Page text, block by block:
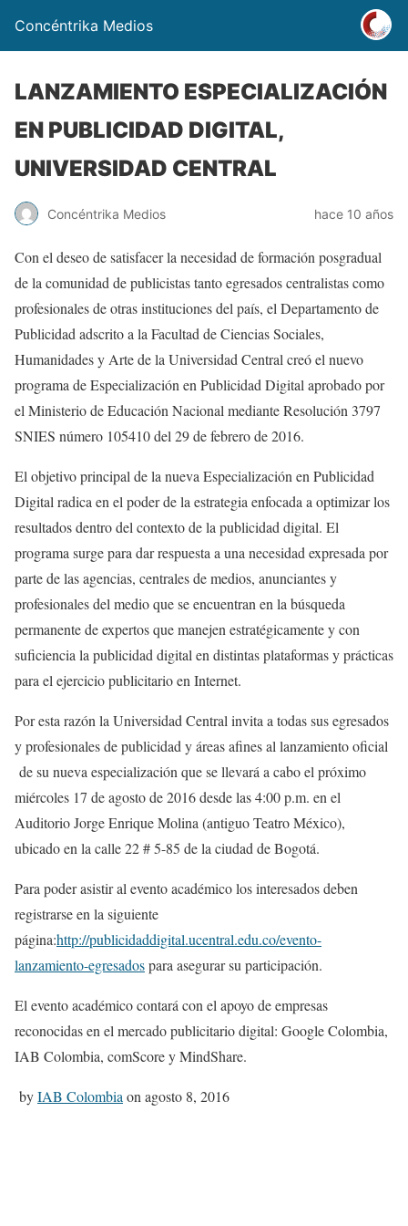
Concéntrika Medios
LANZAMIENTO ESPECIALIZACIÓN
EN PUBLICIDAD DIGITAL,
UNIVERSIDAD CENTRAL
Concéntrika Medios hace 10 años
Con el deseo de satisfacer la necesidad de formación posgradual
de la comunidad de publicistas tanto egresados centralistas como
profesionales de otras instituciones del país, el Departamento de
Publicidad adscrito a la Facultad de Ciencias Sociales,
Humanidades y Arte de la Universidad Central creó el nuevo
programa de Especialización en Publicidad Digital aprobado por
el Ministerio de Educación Nacional mediante Resolución 3797
SNIES número 105410 del 29 de febrero de 2016.
El objetivo principal de la nueva Especialización en Publicidad
Digital radica en el poder de la estrategia enfocada a optimizar los
resultados dentro del contexto de la publicidad digital. El
programa surge para dar respuesta a una necesidad expresada por
parte de las agencias, centrales de medios, anunciantes y
profesionales del medio que se encuentran en la búsqueda
permanente de expertos que manejen estratégicamente y con
suficiencia la publicidad digital en distintas plataformas y prácticas
para el ejercicio publicitario en Internet.
Por esta razón la Universidad Central invita a todas sus egresados
y profesionales de publicidad y áreas afines al lanzamiento oficial
de su nueva especialización que se llevará a cabo el próximo
miércoles 17 de agosto de 2016 desde las 4:00 p.m. en el
Auditorio Jorge Enrique Molina (antiguo Teatro México),
ubicado en la calle 22 # 5-85 de la ciudad de Bogotá.
Para poder asistir al evento académico los interesados deben
registrarse en la siguiente
página:http://publicidaddigital.ucentral.edu.co/evento-
lanzamiento-egresadospara asegurar su participación.
El evento académico contará con el apoyo de empresas
reconocidas en el mercado publicitario digital: Google Colombia,
IAB Colombia, comScore y MindShare.
byIAB Colombia on agosto 8, 2016